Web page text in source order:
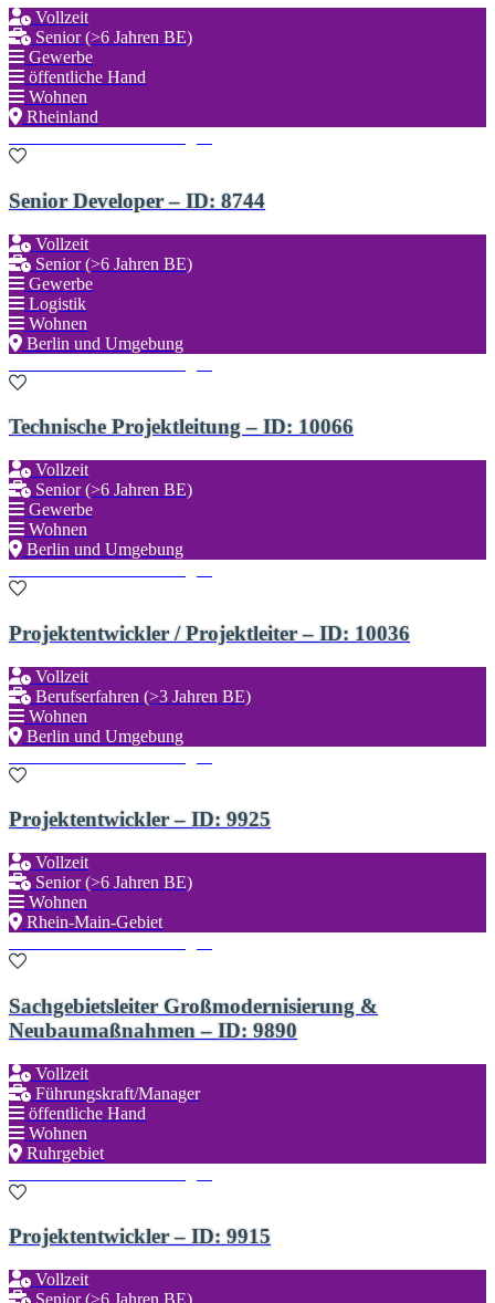
Vollzeit
Senior (>6 Jahren BE)
Gewerbe
öffentliche Hand
Wohnen
Rheinland
Senior Developer – ID: 8744
Vollzeit
Senior (>6 Jahren BE)
Gewerbe
Logistik
Wohnen
Berlin und Umgebung
Technische Projektleitung – ID: 10066
Vollzeit
Senior (>6 Jahren BE)
Gewerbe
Wohnen
Berlin und Umgebung
Projektentwickler / Projektleiter – ID: 10036
Vollzeit
Berufserfahren (>3 Jahren BE)
Wohnen
Berlin und Umgebung
Projektentwickler – ID: 9925
Vollzeit
Senior (>6 Jahren BE)
Wohnen
Rhein-Main-Gebiet
Sachgebietsleiter Großmodernisierung &
Neubaumaßnahmen – ID: 9890
Vollzeit
Führungskraft/Manager
öffentliche Hand
Wohnen
Ruhrgebiet
Projektentwickler – ID: 9915
Vollzeit
Senior (>6 Jahren BE)